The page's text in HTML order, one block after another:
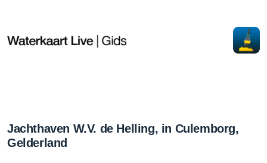
Jachthaven W.V. de Helling, in Culemborg,
Gelderland